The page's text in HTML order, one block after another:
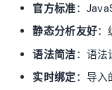
官方标准：
静态分析友好：
语法简洁：语
实时绑定：导